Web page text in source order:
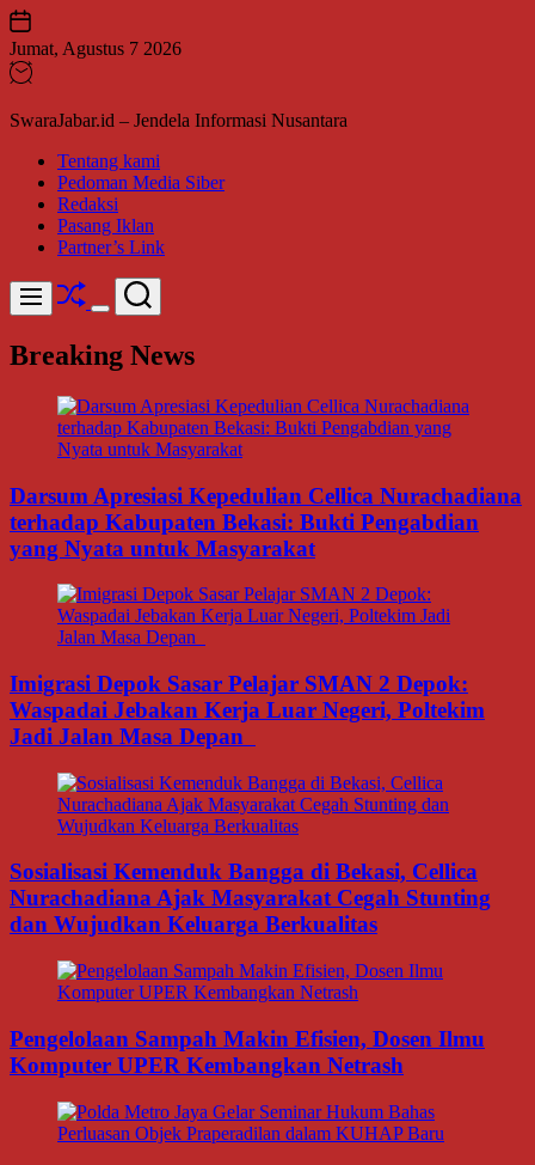
Skip
to
content
Jumat, Agustus 7 2026
SwaraJabar.id – Jendela Informasi Nusantara
Tentang kami
Pedoman Media Siber
Redaksi
Pasang Iklan
Partner’s Link
Menu Shuffle
Switch
mode
Search
Breaking News
Darsum Apresiasi Kepedulian Cellica Nurachadiana
terhadap Kabupaten Bekasi: Bukti Pengabdian
yang Nyata untuk Masyarakat
Imigrasi Depok Sasar Pelajar SMAN 2 Depok:
Waspadai Jebakan Kerja Luar Negeri, Poltekim
Jadi Jalan Masa Depan
Sosialisasi Kemenduk Bangga di Bekasi, Cellica
Nurachadiana Ajak Masyarakat Cegah Stunting
dan Wujudkan Keluarga Berkualitas
Pengelolaan Sampah Makin Efisien, Dosen Ilmu
Komputer UPER Kembangkan Netrash